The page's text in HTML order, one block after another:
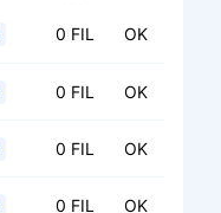
0 FIL OK
0 FIL OK
0 FIL OK
0 FIL OK